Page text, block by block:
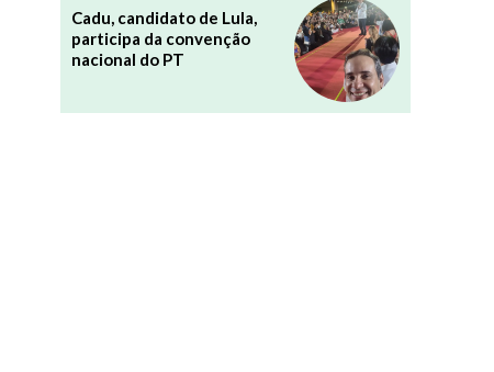
Cadu, candidato de Lula,
participa da convenção
nacional do PT